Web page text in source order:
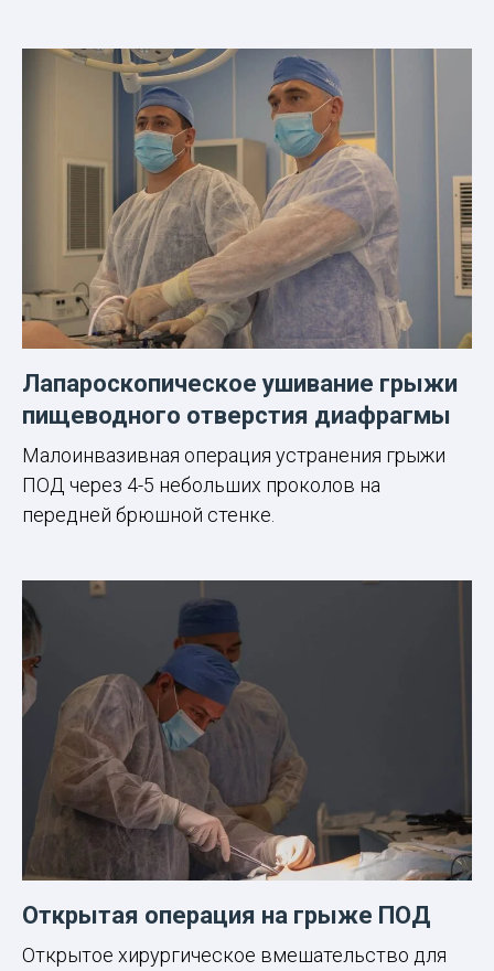
Лапароскопическое ушивание грыжи
пищеводного отверстия диафрагмы
Малоинвазивная операция устранения грыжи
ПОД через 4-5 небольших проколов на
передней брюшной стенке.
Открытая операция на грыже ПОД
Открытое хирургическое вмешательство для